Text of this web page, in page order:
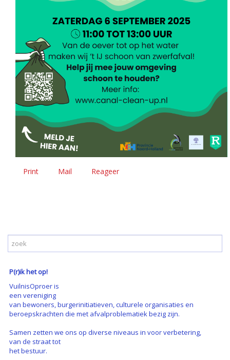
Print Mail Reageer
P(r)ik het op!
VuilnisOproer is
een vereniging
van bewoners, burgerinitiatieven, culturele organisaties en
beroepskrachten die met afvalproblematiek bezig zijn.
Samen zetten we ons op diverse niveaus in voor verbetering,
van de straat tot
het bestuur.